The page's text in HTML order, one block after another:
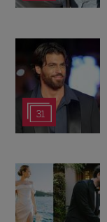
31